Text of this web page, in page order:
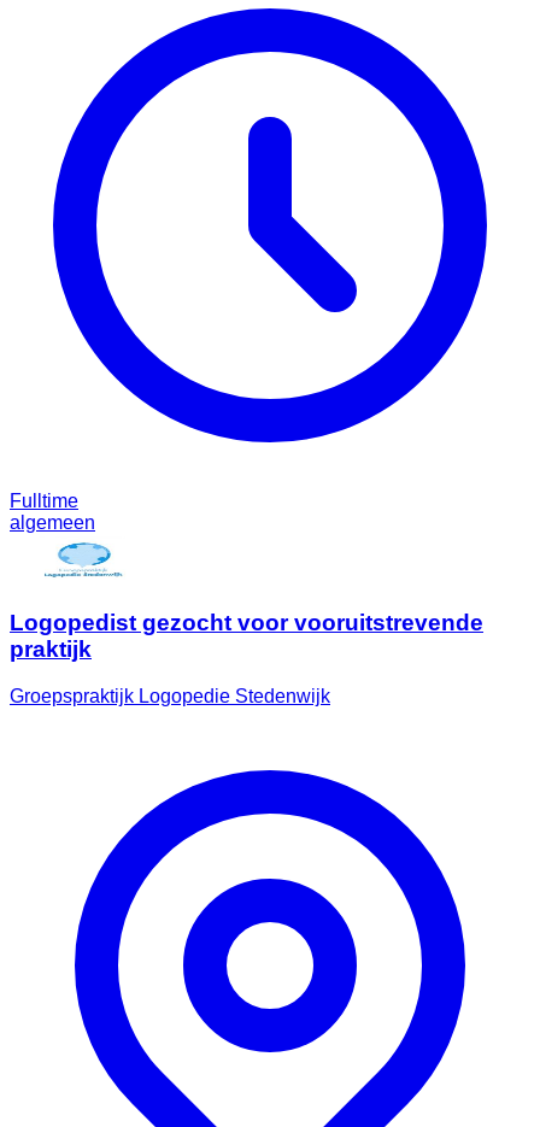
Fulltime
algemeen
Logopedist gezocht voor vooruitstrevende
praktijk
Groepspraktijk Logopedie Stedenwijk